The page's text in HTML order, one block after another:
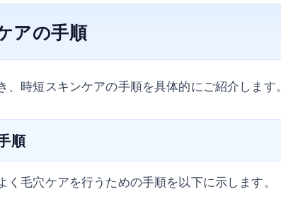
アの手順
、時短スキンケアの手順を具体的にご紹介します。
順
毛穴ケアを行うための手順を以下に示します。